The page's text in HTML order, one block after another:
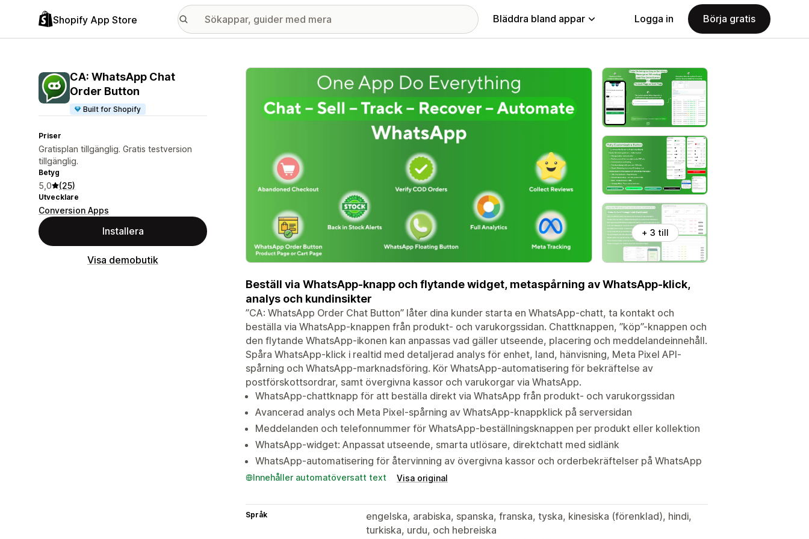
Shopify App Store Bläddra bland appar Logga in Börja gratis
CA: WhatsApp Chat
Order Button
Built for Shopify
Priser
Gratisplan tillgänglig. Gratis testversion
tillgänglig.
Betyg
5,0 (25)
Utvecklare
Conversion Apps
Installera
Visa demobutik
Galleri med utvalda bilder
+ 3 till
Beställ via WhatsApp-knapp och flytande widget, metaspårning av WhatsApp-klick,
analys och kundinsikter
”CA: WhatsApp Order Chat Button” låter dina kunder starta en WhatsApp-chatt, ta kontakt och
beställa via WhatsApp-knappen från produkt- och varukorgssidan. Chattknappen, ”köp”-knappen och
den flytande WhatsApp-ikonen kan anpassas vad gäller utseende, placering och meddelandeinnehåll.
Spåra WhatsApp-klick i realtid med detaljerad analys för enhet, land, hänvisning, Meta Pixel API-
spårning och WhatsApp-marknadsföring. Kör WhatsApp-automatisering för bekräftelse av
postförskottsordrar, samt övergivna kassor och varukorgar via WhatsApp.
WhatsApp-chattknapp för att beställa direkt via WhatsApp från produkt- och varukorgssidan
Avancerad analys och Meta Pixel-spårning av WhatsApp-knappklick på serversidan
Meddelanden och telefonnummer för WhatsApp-beställningsknappen per produkt eller kollektion
WhatsApp-widget: Anpassat utseende, smarta utlösare, direktchatt med sidlänk
WhatsApp-automatisering för återvinning av övergivna kassor och orderbekräftelser på WhatsApp
Innehåller automatöversatt text Visa original
Språk
engelska, arabiska, spanska, franska, tyska, kinesiska (förenklad), hindi,
turkiska, urdu, och hebreiska